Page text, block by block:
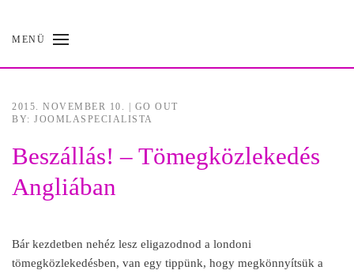
Skip
MENÜ
2015. NOVEMBER 10.
GO OUT
BY: JOOMLASPECIALISTA
Beszállás! – Tömegközlekedés
Angliában
Bár kezdetben nehéz lesz eligazodnod a londoni
tömegközlekedésben, van egy tippünk, hogy megkönnyítsük a